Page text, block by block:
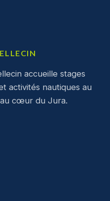
accueille stages
activités nautiques au
cœur du Jura.